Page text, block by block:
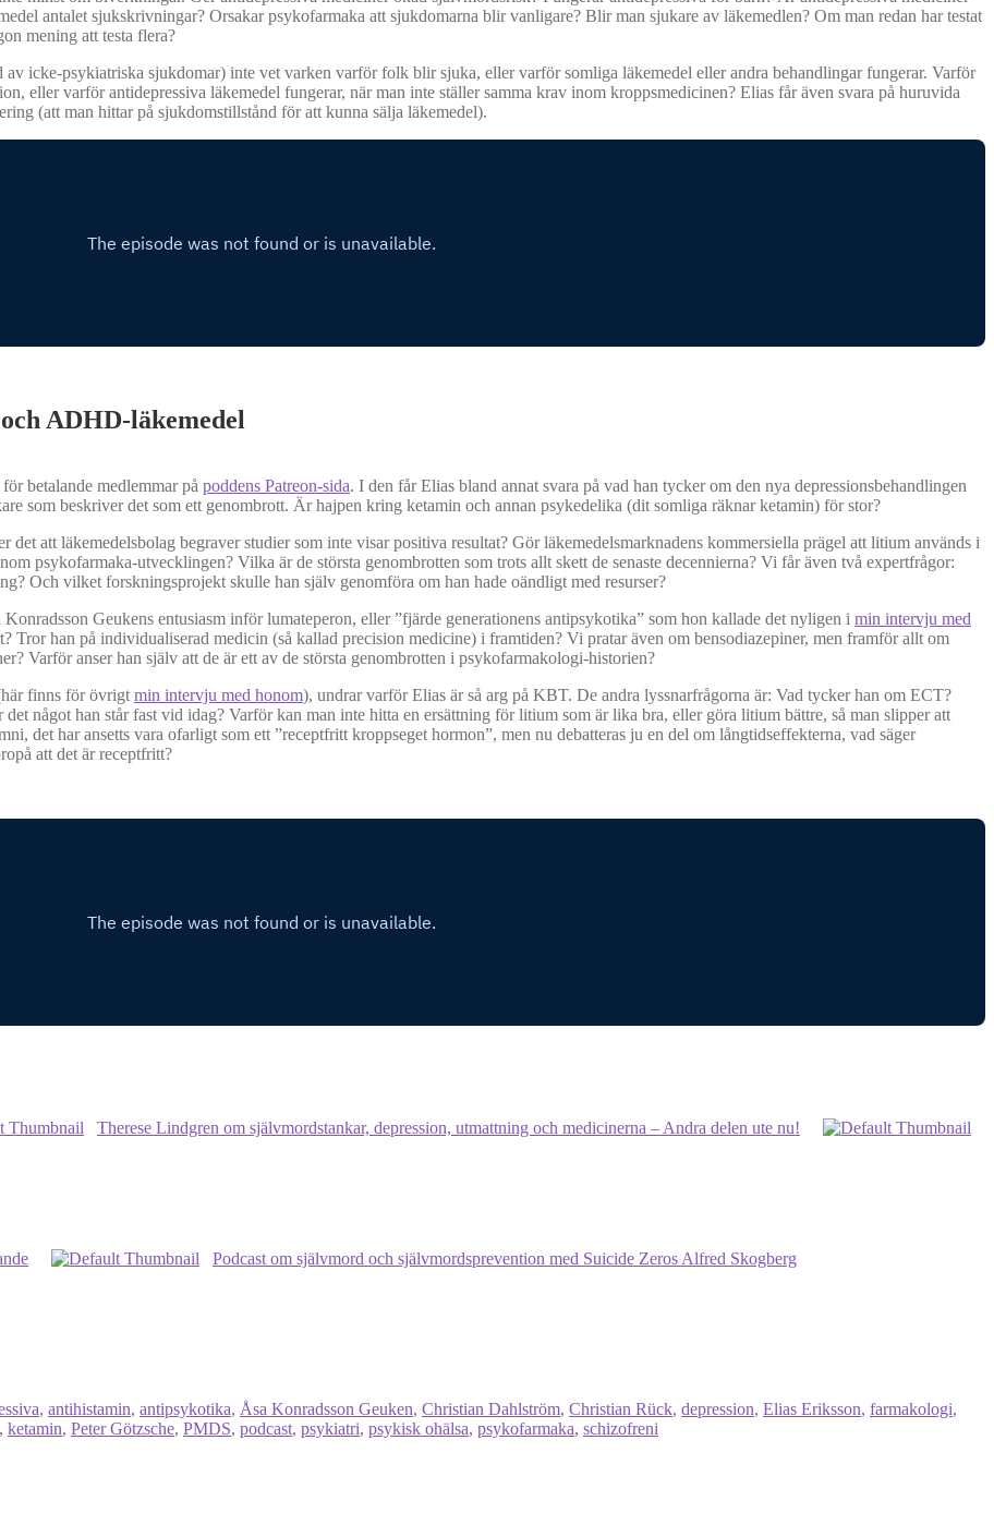
antalet sjukskrivningar? Orsakar psykofarmaka att sjukdomarna blir vanligare? Blir man sjukare av läkemedlen? Om man redan har testat
mening att testa flera?
icke-psykiatriska sjukdomar) inte vet varken varför folk blir sjuka, eller varför somliga läkemedel eller andra behandlingar fungerar. Varför
eller varför antidepressiva läkemedel fungerar, när man inte ställer samma krav inom kroppsmedicinen? Elias får även svara på huruvida
(att man hittar på sjukdomstillstånd för att kunna sälja läkemedel).
ADHD-läkemedel
betalande medlemmar på poddens Patreon-sida. I den får Elias bland annat svara på vad han tycker om den nya depressionsbehandlingen
som beskriver det som ett genombrott. Är hajpen kring ketamin och annan psykedelika (dit somliga räknar ketamin) för stor?
att läkemedelsbolag begraver studier som inte visar positiva resultat? Gör läkemedelsmarknadens kommersiella prägel att litium används i
psykofarmaka-utvecklingen? Vilka är de största genombrotten som trots allt skett de senaste decennierna? Vi får även två expertfrågor:
Och vilket forskningsprojekt skulle han själv genomföra om han hade oändligt med resurser?
Geukens entusiasm inför lumateperon, eller ”fjärde generationens antipsykotika” som hon kallade det nyligen i min intervju med
Tror han på individualiserad medicin (så kallad precision medicine) i framtiden? Vi pratar även om bensodiazepiner, men framför allt om
Varför anser han själv att de är ett av de största genombrotten i psykofarmakologi-historien?
finns för övrigt min intervju med honom), undrar varför Elias är så arg på KBT. De andra lyssnarfrågorna är: Vad tycker han om ECT?
något han står fast vid idag? Varför kan man inte hitta en ersättning för litium som är lika bra, eller göra litium bättre, så man slipper att
det har ansetts vara ofarligt som ett ”receptfritt kroppseget hormon”, men nu debatteras ju en del om långtidseffekterna, vad säger
att det är receptfritt?
Therese Lindgren om självmordstankar, depression, utmattning och medicinerna – Andra delen ute nu!
Podcast om självmord och självmordsprevention med Suicide Zeros Alfred Skogberg
, antihistamin, antipsykotika, Åsa Konradsson Geuken, Christian Dahlström, Christian Rück, depression, Elias Eriksson, farmakologi,
, ketamin, Peter Götzsche, PMDS, podcast, psykiatri, psykisk ohälsa, psykofarmaka, schizofreni